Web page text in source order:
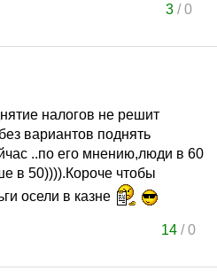
3/0
налогов не решит
вариантов поднять
..по его мнению,люди в 60
в 50)))).Короче чтобы
осели в казне
14 /0